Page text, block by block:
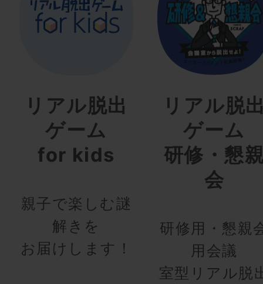
リアル脱出
ゲーム
for kids
親子で楽しむ謎
解きを
お届けします！
リアル脱
ゲーム
研修・懇
会
研修用・懇親
用会議
室型リアル脱